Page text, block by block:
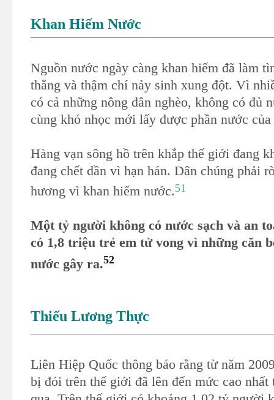
Khan Hiếm Nước
Nguồn nước ngày càng khan hiếm đã làm
thẳng và thậm chí nảy sinh xung đột. Vì
có cả những nông dân nghèo, không có đủ
cùng khó nhọc mới lấy được phần nước
Hàng vạn sông hồ trên khắp thế giới đang
đang chết dần vì hạn hán. Dân chúng phải
hương vì khan hiếm nước.51
Một tỷ người không có nước sạch và an
có 1,8 triệu trẻ em tử vong vì những căn
nước gây ra.52
Thiếu Lương Thực
Liên Hiệp Quốc thông báo rằng từ năm
bị đói trên thế giới đã lên đến mức cao nhất